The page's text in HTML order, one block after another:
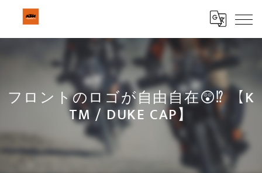
フロントのロゴが自由自在😲⁉ 【K
TM / DUKE CAP】